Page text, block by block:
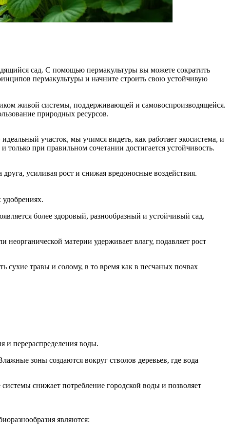
сад. С помощью пермакультуры вы можете сократить
пермакультуры и начните строить свою устойчивую
живой системы, поддерживающей и самовоспроизводящейся.
природных ресурсов.
участок, мы учимся видеть, как работает экосистема, и
при правильном сочетании достигается устойчивость.
усиливая рост и снижая вредоносные воздействия.
удобрениях.
более здоровый, разнообразный и устойчивый сад.
материи удерживает влагу, подавляет рост
сухие травы и солому, в то время как в песчаных почвах
и перераспределения воды.
зоны создаются вокруг стволов деревьев, где вода
снижает потребление городской воды и позволяет
являются: